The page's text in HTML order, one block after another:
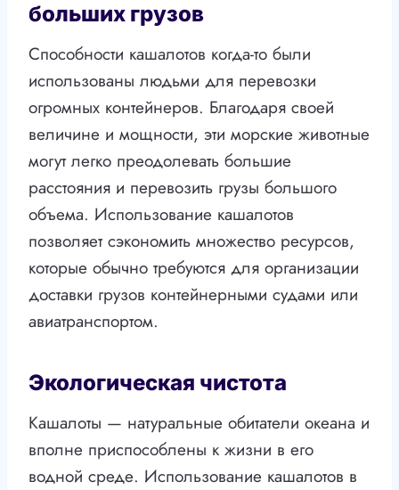
больших грузов
Способности кашалотов когда-то были
использованы людьми для перевозки
огромных контейнеров. Благодаря своей
величине и мощности, эти морские животные
могут легко преодолевать большие
расстояния и перевозить грузы большого
объема. Использование кашалотов
позволяет сэкономить множество ресурсов,
которые обычно требуются для организации
доставки грузов контейнерными судами или
авиатранспортом.
Экологическая чистота
Кашалоты — натуральные обитатели океана и
вполне приспособлены к жизни в его
водной среде. Использование кашалотов в